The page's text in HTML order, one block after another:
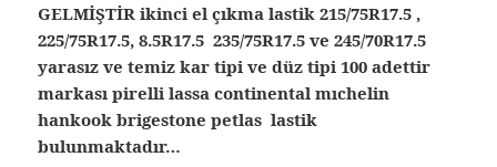
GELMİŞTİR ikinci el çıkma lastik 215/75R17.5 ,
225/75R17.5, 8.5R17.5 235/75R17.5 ve 245/70R17.5
yarasız ve temiz kar tipi ve düz tipi 100 adettir
markası pirelli lassa continental mıchelin
hankook brigestone petlas lastik
bulunmaktadır…